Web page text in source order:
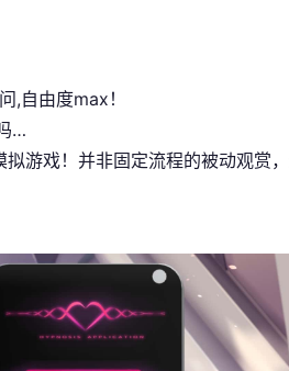
,自由度max！
…
游戏！并非固定流程的被动观赏